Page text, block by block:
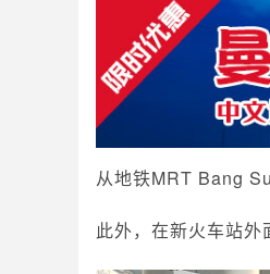
从地铁MRT Bang
此外，在新火车站外